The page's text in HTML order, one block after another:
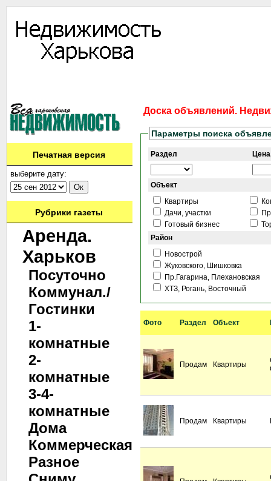
Печатная версия
выберите дату:
Рубрики газеты
Аренда.
Харьков
Посуточно
Коммунал./
Гостинки
1-
комнатные
2-
комнатные
3-4-
комнатные
Дома
Коммерческая
Разное
Доска объявлений.
Параметры поиска
Раздел
Объект
Квартиры
Дачи, участки
Готовый бизнес
Район
Новострой
Жуковского, Шишковка
Пр.Гагарина, Плехановская
ХТЗ, Рогань, Восточный
Фото Раздел Объект
Продам Квартиры
Продам Квартиры